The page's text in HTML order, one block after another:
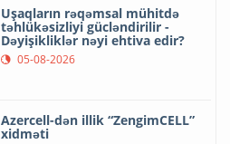
Uşaqların rəqəmsal mühitdə
təhlükəsizliyi gücləndirilir -
Dəyişikliklər nəyi ehtiva edir?
05-08-2026
Azercell-dən illik “ZengimCELL”
xidməti